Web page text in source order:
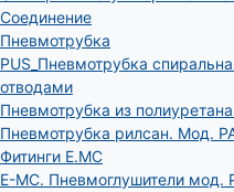
Соединение
Пневмотрубка
PUS_Пневмотрубка
отводами
Пневмотрубка из
Пневмотрубка рилсан. Мод.
Фитинги E.MC
E-MC. Пневмоглушители мод.